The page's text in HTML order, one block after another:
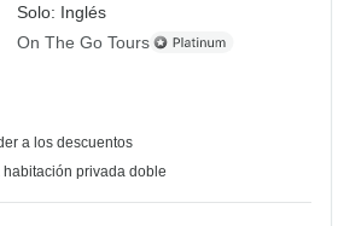
Solo: Inglés
On The Go Tours
a los descuentos
privada doble